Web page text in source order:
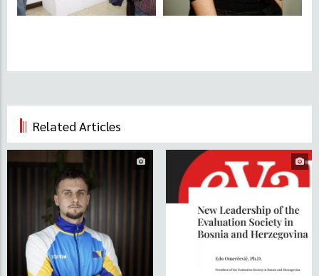
Related Articles